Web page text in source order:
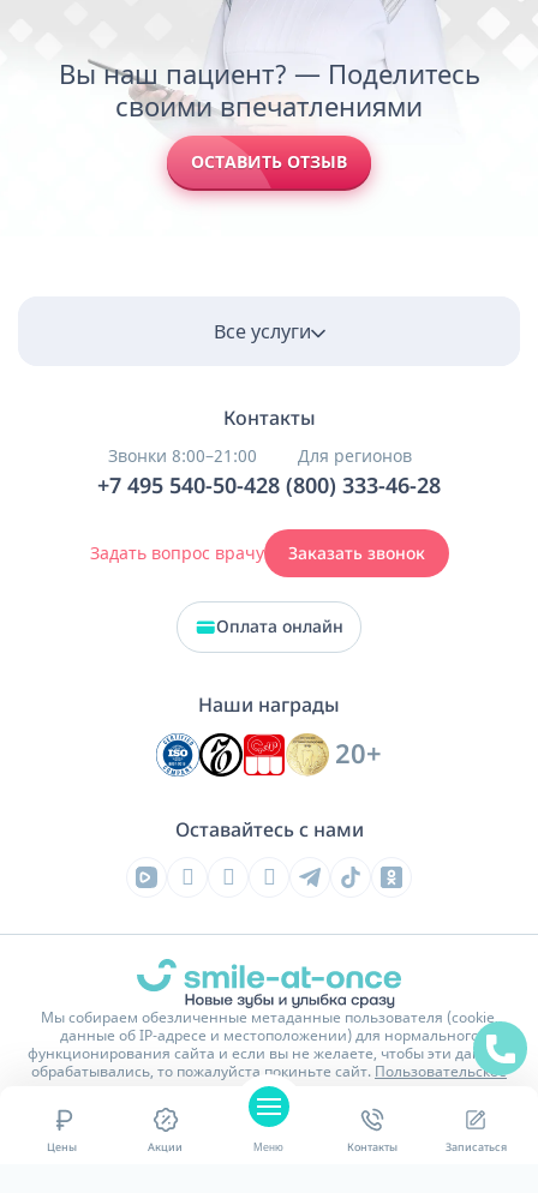
Вы наш пациент? — Поделитесь
своими впечатлениями
ОСТАВИТЬ ОТЗЫВ
Цены Акции Меню Контакты Записаться
Все услуги
Контакты
Звонки 8:00–21:00
+7 495 540-50-42
Для регионов
8 (800) 333-46-28
Задать вопрос врачу Заказать звонок
Оплата онлайн
Наши награды
20+
Оставайтесь с нами
Мы собираем обезличенные метаданные пользователя (cookie,
данные об IP-адресе и местоположении) для нормального
функционирования сайта и если вы не желаете, чтобы эти данные
обрабатывались, то пожалуйста покиньте сайт. Пользовательское
соглашение
На сайте имеются изображения и тексты обработанные или
сгенерированные нейросетью.